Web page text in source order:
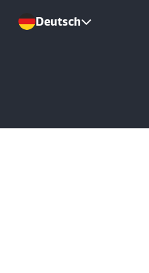
Deutsch